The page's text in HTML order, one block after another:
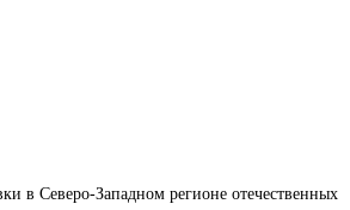
в Северо-Западном регионе отечественных